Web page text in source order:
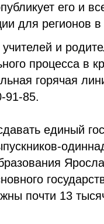
его и
для регионов
и
процесса в
горячая
91-85.
единый
почти 13